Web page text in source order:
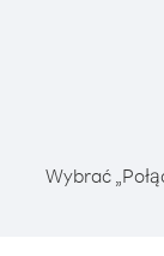
Wybrać